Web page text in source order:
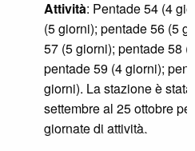
(4 giorni); pentade 55
(5 giorni); pentade
58 (5 giorni);
pentade 60 (3
è stata attivata dal 23
per un totale di 31